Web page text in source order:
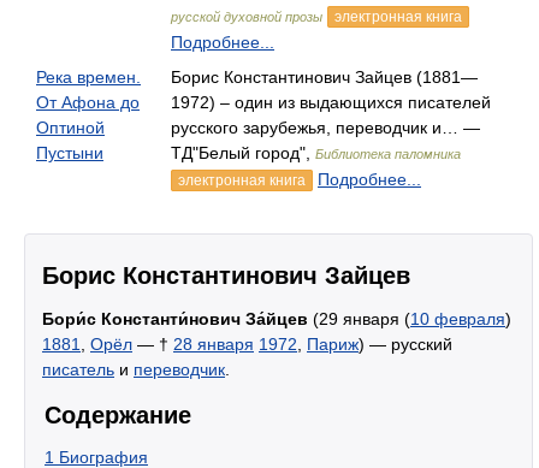
русской духовной прозы
электронная книга
Подробнее...
Река времен.
От Афона до
Оптиной
Пустыни
Борис Константинович Зайцев (1881—
1972) – один из выдающихся писателей
русского зарубежья, переводчик и… —
ТД"Белый город",
Библиотека паломника
электронная книга Подробнее...
Борис Константинович Зайцев
Бори́с Константи́нович За́йцев (29 января (10 февраля)
1881
Орёл — † 28 января 1972 Париж) — русский
писатель и переводчик
Содержание
1 Биография